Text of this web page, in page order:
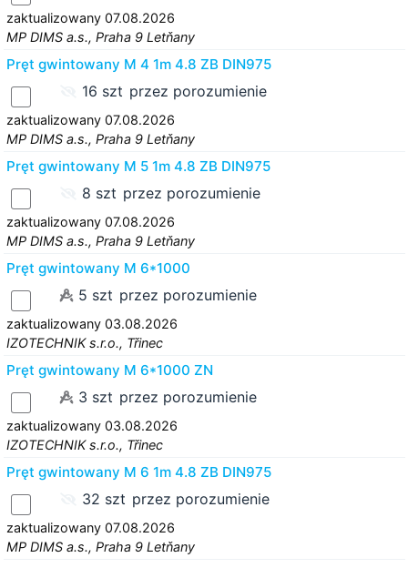
zaktualizowany 07.08.2026
MP DIMS a.s., Praha 9 Letňany
Pręt gwintowany M 4 1m 4.8 ZB DIN975
16 szt przez porozumienie
zaktualizowany 07.08.2026
MP DIMS a.s., Praha 9 Letňany
Pręt gwintowany M 5 1m 4.8 ZB DIN975
8 szt przez porozumienie
zaktualizowany 07.08.2026
MP DIMS a.s., Praha 9 Letňany
Pręt gwintowany M 6*1000
5 szt przez porozumienie
zaktualizowany 03.08.2026
IZOTECHNIK s.r.o., Třinec
Pręt gwintowany M 6*1000 ZN
3 szt przez porozumienie
zaktualizowany 03.08.2026
IZOTECHNIK s.r.o., Třinec
Pręt gwintowany M 6 1m 4.8 ZB DIN975
32 szt przez porozumienie
zaktualizowany 07.08.2026
MP DIMS a.s., Praha 9 Letňany